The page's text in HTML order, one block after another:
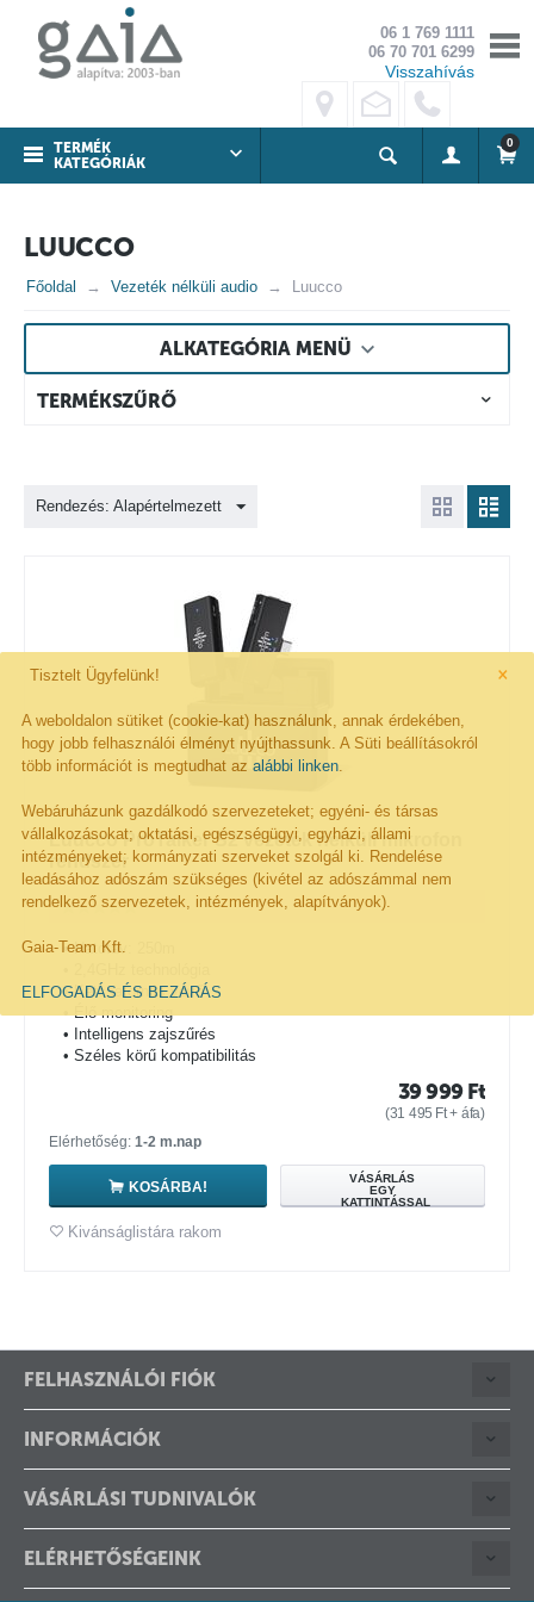
×
Tisztelt Ügyfelünk!
A weboldalon sütiket (cookie-kat) használunk, annak érdekében,
hogy jobb felhasználói élményt nyújthassunk. A Süti beállításokról
több információt is megtudhat az alábbi linken
Webáruházunk gazdálkodó szervezeteket; egyéni- és társas
vállalkozásokat; oktatási, egészségügyi, egyházi, állami
intézményeket; kormányzati szerveket szolgál ki. Rendelése
leadásához adószám szükséges (kivétel az adószámmal nem
rendelkező szervezetek, intézmények, alapítványok).
Gaia-Team Kft.
ELFOGADÁS ÉS BEZÁRÁS
06 1 769 1111
06 70 701 6299
Visszahívás
TERMÉK
KATEGÓRIÁK
0
LUUCCO
Főoldal Vezeték nélküli audio Luucco
ALKATEGÓRIA MENÜ
TERMÉKSZŰRŐ
Rendezés: Alapértelmezett
Luucco ProTalker S2 vezeték nélküli mikrofon
rendszer
• Hatótáv: 250m
• Kétcsatornás vevő
• Élő monitoring
• Intelligens zajszűrés
• Széles körű kompatibilitás
39 999 Ft
(31 495 Ft+ áfa)
Elérhetőség: 1-2 m.nap
KOSÁRBA!
VÁSÁRLÁS
EGY
KATTINTÁSSAL
Kivánságlistára rakom
FELHASZNÁLÓI FIÓK
INFORMÁCIÓK
VÁSÁRLÁSI TUDNIVALÓK
ELÉRHETŐSÉGEINK